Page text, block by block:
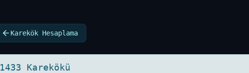
Karekök Hesaplama
1433 Karekökü